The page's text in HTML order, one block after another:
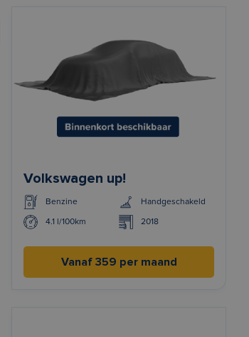
Volkswagen up!
Benzine Handgeschakeld
4.1 l/100km 2018
Vanaf 359 per maand